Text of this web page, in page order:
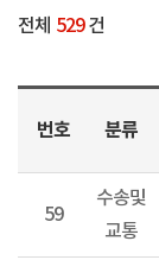
전체 529 건
번호 분류
59
수송및
교통